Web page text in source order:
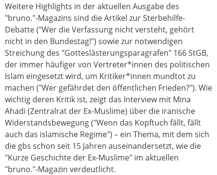
Weitere Highlights in der aktuellen Ausgabe des
"bruno."-Magazins sind die Artikel zur Sterbehilfe-
Debatte ("Wer die Verfassung nicht versteht, gehört
nicht in den Bundestag!") sowie zur notwendigen
Streichung des "Gotteslästerungsparagrafen" 166 StGB,
der immer häufiger von Vertreter*innen des politischen
Islam eingesetzt wird, um Kritiker*innen mundtot zu
machen ("Wer gefährdet den öffentlichen Frieden?"). Wie
wichtig deren Kritik ist, zeigt das Interview mit Mina
Ahadi (Zentralrat der Ex-Muslime) über die iranische
Widerstandsbewegung ("Wenn das Kopftuch fällt, fällt
auch das islamische Regime") – ein Thema, mit dem sich
die gbs schon seit 15 Jahren auseinandersetzt, wie die
"Kurze Geschichte der Ex-Muslime" im aktuellen
"bruno."-Magazin verdeutlicht.